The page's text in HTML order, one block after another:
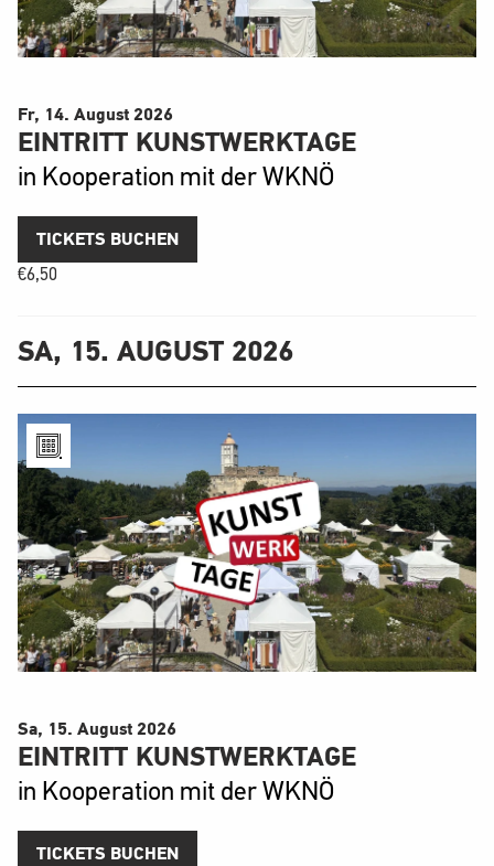
Fr, 14. August 2026
EINTRITT KUNSTWERKTAGE
in Kooperation mit der WKNÖ
TICKETS BUCHEN
€6,50
SA, 15. AUGUST 2026
Sa, 15. August 2026
EINTRITT KUNSTWERKTAGE
in Kooperation mit der WKNÖ
TICKETS BUCHEN